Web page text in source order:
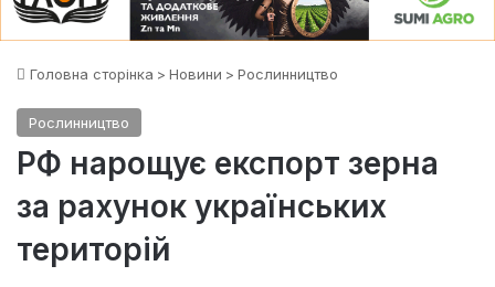
Головна сторінка > Новини > Рослинництво
Рослинництво
РФ нарощує експорт зерна
за рахунок українських
територій